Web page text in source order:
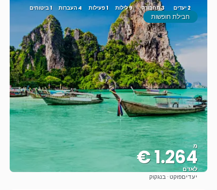
2 יעדים 3 תחבורה 9 לילות 1 פעילות 4 העברות 1 ביטוחים
חבילת חופשות
מ
1.264 €
לאדם
יעדיםפוקט · בנגקוק